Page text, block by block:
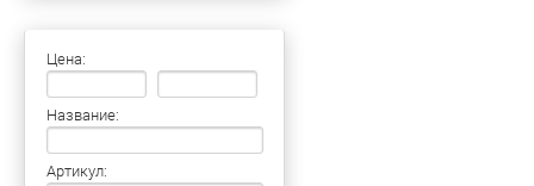
Цена:
Название:
Артикул: